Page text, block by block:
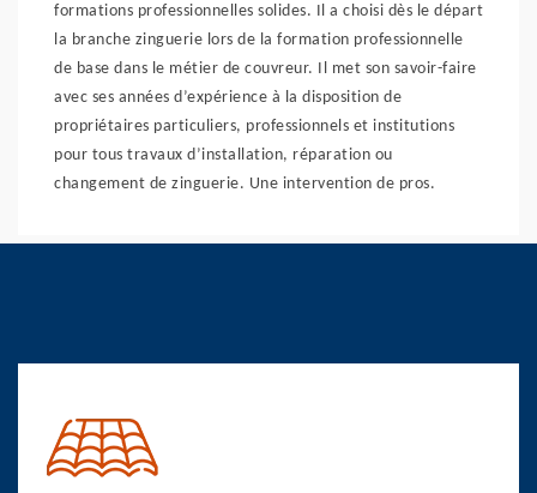
formations professionnelles solides. Il a choisi dès le départ
la branche zinguerie lors de la formation professionnelle
de base dans le métier de couvreur. Il met son savoir-faire
avec ses années d’expérience à la disposition de
propriétaires particuliers, professionnels et institutions
pour tous travaux d’installation, réparation ou
changement de zinguerie. Une intervention de pros.